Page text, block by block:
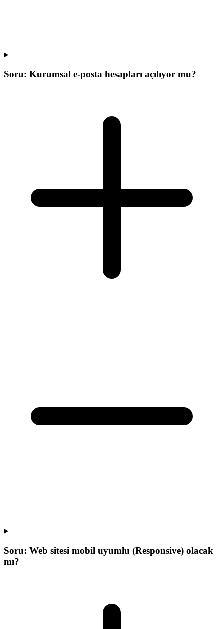
Soru: Kurumsal e-posta hesapları açılıyor mu?
Soru: Web sitesi mobil uyumlu (Responsive) olacak
mı?